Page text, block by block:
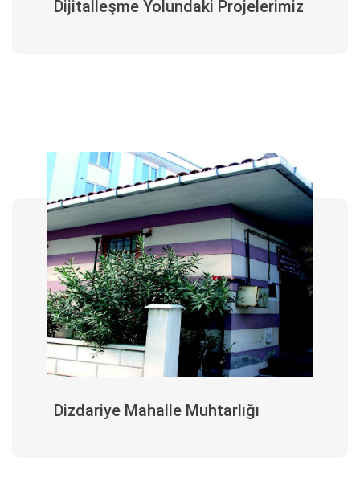
Dijitalleşme Yolundaki Projelerimiz
Dizdariye Mahalle Muhtarlığı